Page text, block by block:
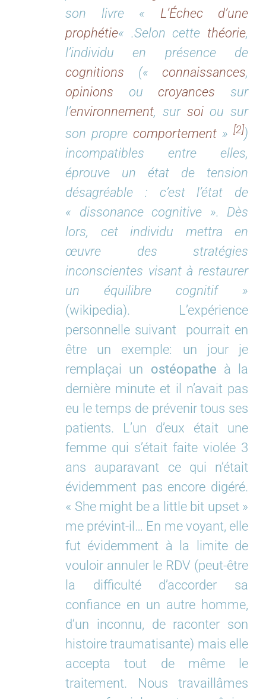
son livre « L’Échec d’une
prophétie« .Selon cette théorie,
l’individu en présence de
cognitions (« connaissances,
opinions oucroyances sur
l’environnement, sur soiou sur
son propre comportement » [2])
incompatibles entre elles,
éprouve un état de tension
désagréable : c’est l’état de
« dissonance cognitive ». Dès
lors, cet individu mettra en
œuvre des stratégies
inconscientes visant à restaurer
un équilibre cognitif »
(wikipedia). L’expérience
personnelle suivant pourrait en
être un exemple: un jour je
remplaçai un ostéopathe à la
dernière minute et il n’avait pas
eu le temps de prévenir tous ses
patients. L’un d’eux était une
femme qui s’était faite violée 3
ans auparavant ce qui n’était
évidemment pas encore digéré.
« She might be a little bit upset »
me prévint-il… En me voyant, elle
fut évidemment à la limite de
vouloir annuler le RDV (peut-être
la difficulté d’accorder sa
confiance en un autre homme,
d’un inconnu, de raconter son
histoire traumatisante) mais elle
accepta tout de même le
traitement. Nous travaillâmes